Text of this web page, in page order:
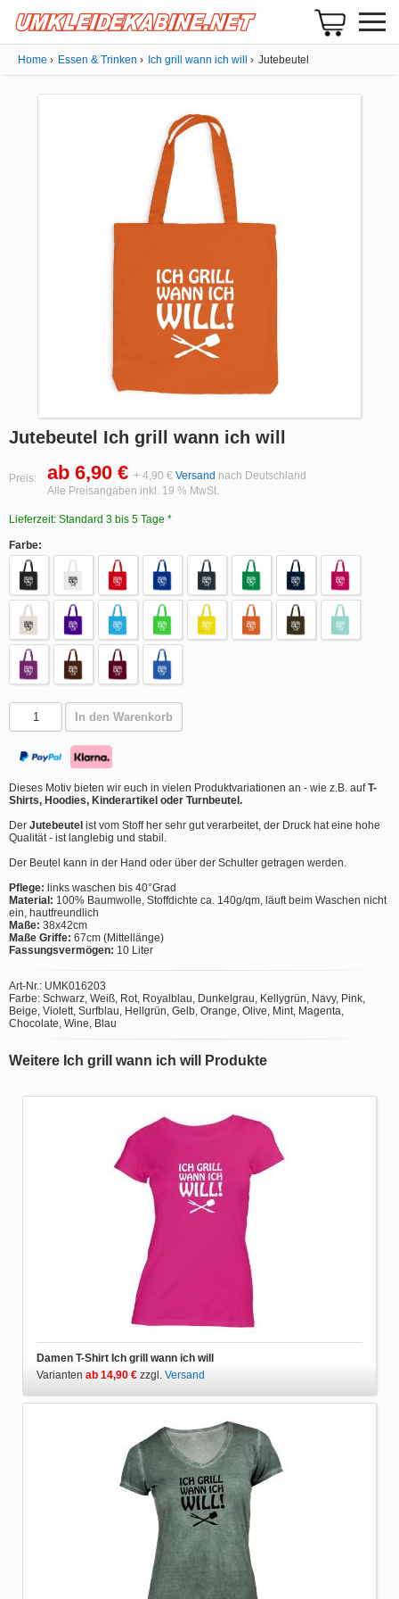
Home Essen & Trinken Ich grill wann ich will Jutebeutel
Jutebeutel Ich grill wann ich will
Preis: ab 6,90 € + 4,90 € Versand nach Deutschland
Alle Preisangaben inkl. 19 % MwSt.
Lieferzeit: Standard 3 bis 5 Tage *
Farbe:
In den Warenkorb
Dieses Motiv bieten wir euch in vielen Produktvariationen an - wie z.B. aufT-
Shirts, Hoodies, Kinderartikel oder Turnbeutel.
Der Jutebeutel ist vom Stoff her sehr gut verarbeitet, der Druck hat eine hohe
Qualität - ist langlebig und stabil.
Der Beutel kann in der Hand oder über der Schulter getragen werden.
Pflege: links waschen bis 40°Grad
Material: 100% Baumwolle, Stoffdichte ca. 140g/qm, läuft beim Waschen nicht
ein, hautfreundlich
Maße: 38x42cm
Maße Griffe: 67cm (Mittellänge)
Fassungsvermögen: 10 Liter
Art-Nr.: UMK016203
Farbe: Schwarz, Weiß, Rot, Royalblau, Dunkelgrau, Kellygrün, Navy, Pink,
Beige, Violett, Surfblau, Hellgrün, Gelb, Orange, Olive, Mint, Magenta,
Chocolate, Wine, Blau
Weitere Ich grill wann ich will Produkte
Damen T-Shirt Ich grill wann ich will
Varianten ab 14,90 € zzgl. Versand